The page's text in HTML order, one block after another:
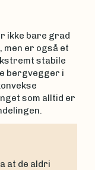
ikke bare grad
er også et
stabile
bergvegger i
som alltid er
at de aldri